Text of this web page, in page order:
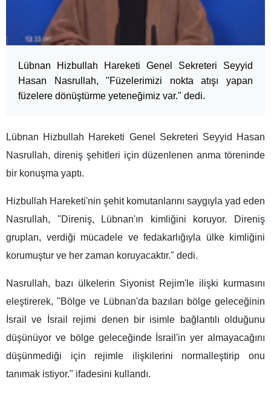
Lübnan Hizbullah Hareketi Genel Sekreteri Seyyid
Hasan Nasrullah, "Füzelerimizi nokta atışı yapan
füzelere dönüştürme yeteneğimiz var." dedi.
Lübnan Hizbullah Hareketi Genel Sekreteri Seyyid Hasan
Nasrullah, direniş şehitleri için düzenlenen anma töreninde
bir konuşma yaptı.
Hizbullah Hareketi'nin şehit komutanlarını saygıyla yad eden
Nasrullah, "Direniş, Lübnan'ın kimliğini koruyor. Direniş
grupları, verdiği mücadele ve fedakarlığıyla ülke kimliğini
korumuştur ve her zaman koruyacaktır." dedi.
Nasrullah, bazı ülkelerin Siyonist Rejim'le ilişki kurmasını
eleştirerek, "Bölge ve Lübnan'da bazıları bölge geleceğinin
İsrail ve İsrail rejimi denen bir isimle bağlantılı olduğunu
düşünüyor ve bölge geleceğinde İsrail'in yer almayacağını
düşünmediği için rejimle ilişkilerini normalleştirip onu
tanımak istiyor." ifadesini kullandı.